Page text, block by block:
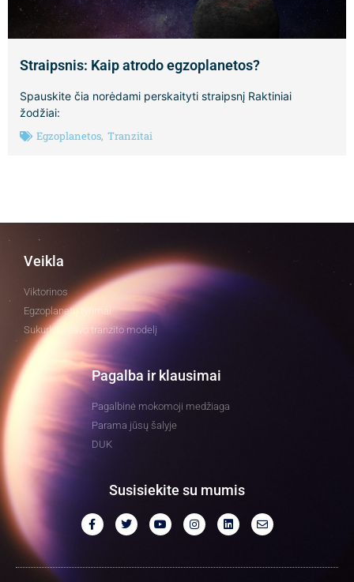
Straipsnis: Kaip atrodo egzoplanetos?
Spauskite čia norėdami perskaityti straipsnį Raktiniai
žodžiai:
Egzoplanetos, Tranzitai
Veikla
Viktorinos
Egzoplanetų tyrimai
Sukurkite savo tranzito modelį
Pagalba ir klausimai
Pagalbinė mokomoji medžiaga
Parama jūsų šalyje
DUK
Susisiekite su mumis